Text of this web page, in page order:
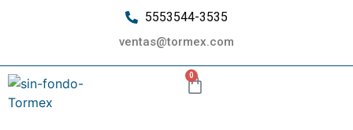
5553544-3535
ventas@tormex.com
0